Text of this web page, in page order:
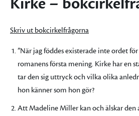
Skriv ut bokcirkelfrågorna
”När jag föddes existerade inte ordet för
romanens första mening. Kirke har en
tar den sig uttryck och vilka olika
hon känner som hon gör?
Att Madeline Miller kan och älskar den